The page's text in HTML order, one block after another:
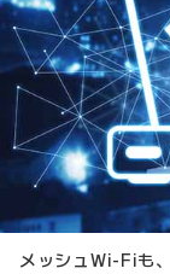
メッシュWi-Fiも